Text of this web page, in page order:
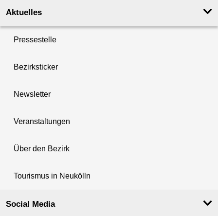
Aktuelles
Pressestelle
Bezirksticker
Newsletter
Veranstaltungen
Über den Bezirk
Tourismus in Neukölln
Social Media